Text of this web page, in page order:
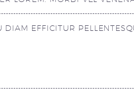
DIAM EFFICITUR